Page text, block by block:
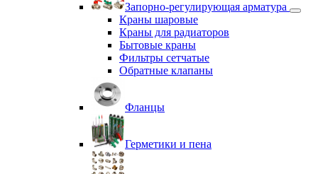
Запорно-регулирующая арматура
Краны шаровые
Краны для радиаторов
Бытовые краны
Фильтры сетчатые
Обратные клапаны
Фланцы
Герметики и пена